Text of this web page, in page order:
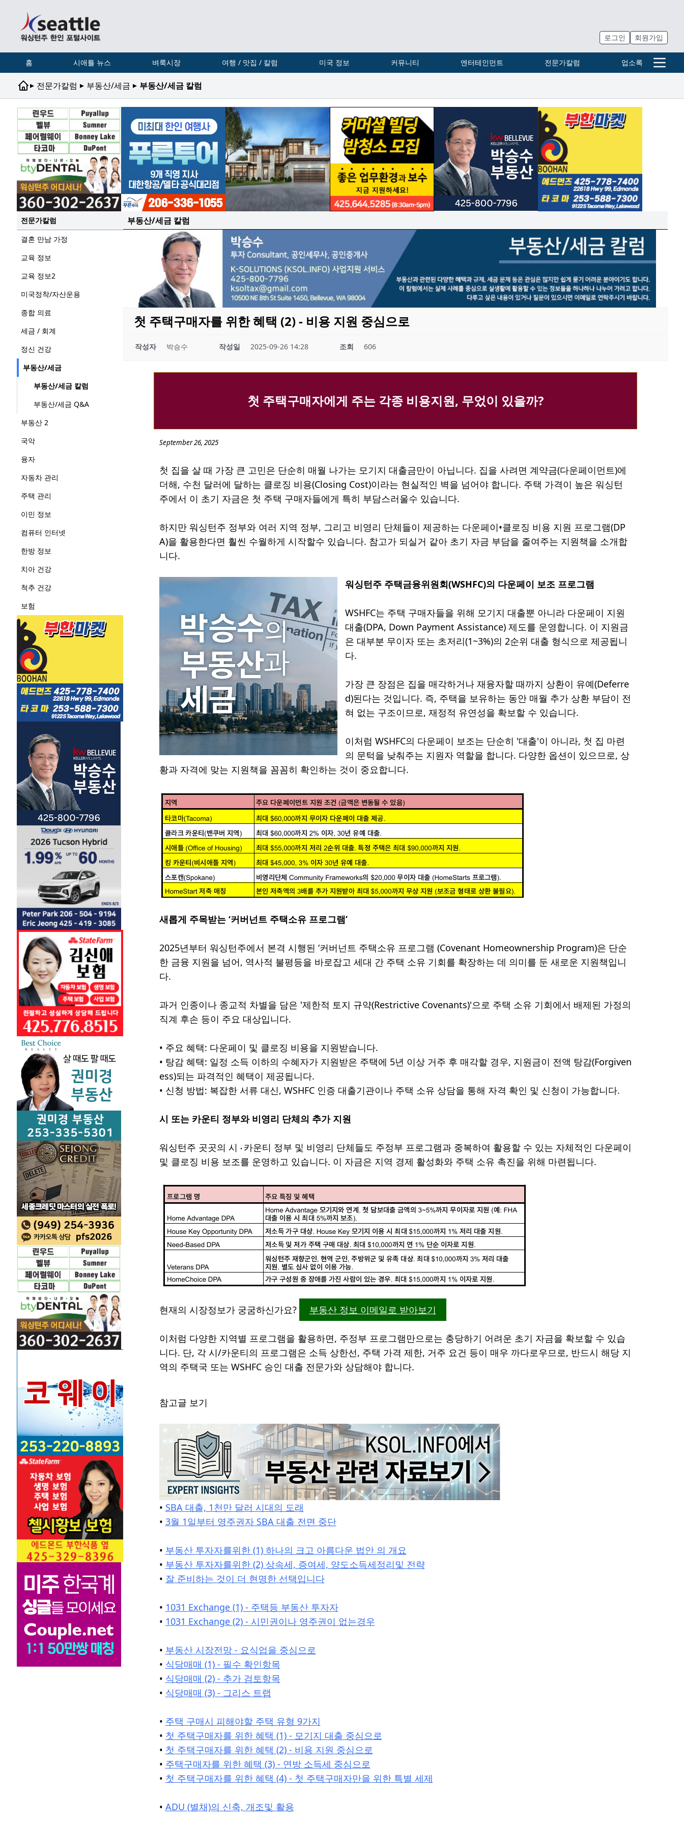
로그인 회원가입
홈 시애틀 뉴스 벼룩시장 여행 / 맛집 / 칼럼 미국 정보 커뮤니티 엔터테인먼트 전문가칼럼 업소록
▸ 전문가칼럼 ▸ 부동산/세금 ▸ 부동산/세금 칼럼
전문가칼럼
결혼 만남 가정
교육 정보
교육 정보2
미국정착/자산운용
종합 의료
세금 / 회계
정신 건강
부동산/세금
부동산/세금 칼럼
부동산/세금 Q&A
부동산 2
국악
융자
자동차 관리
주택 관리
이민 정보
컴퓨터 인터넷
한방 정보
치아 건강
척추 건강
보험
부동산/세금 칼럼
첫 주택구매자를 위한 혜택 (2) - 비용 지원 중심으로
작성자 박승수 작성일 2025-09-26 14:28 조회 606
첫 주택구매자에게 주는 각종 비용지원, 무었이 있을까?
September 26, 2025
첫 집을 살 때 가장 큰 고민은 단순히 매월 나가는 모기지 대출금만이 아닙니다. 집을 사려면 계약금(다운페이먼트)에
더해, 수천 달러에 달하는 클로징 비용(Closing Cost)이라는 현실적인 벽을 넘어야 합니다. 주택 가격이 높은 워싱턴
주에서 이 초기 자금은 첫 주택 구매자들에게 특히 부담스러울수 있습니다.
하지만 워싱턴주 정부와 여러 지역 정부, 그리고 비영리 단체들이 제공하는 다운페이•클로징 비용 지원 프로그램(DP
A)을 활용한다면 훨씬 수월하게 시작할수 있습니다. 참고가 되실거 같아 초기 자금 부담을 줄여주는 지원책을 소개합
니다.
워싱턴주 주택금융위원회(WSHFC)의 다운페이 보조 프로그램
WSHFC는 주택 구매자들을 위해 모기지 대출뿐 아니라 다운페이 지원
대출(DPA, Down Payment Assistance) 제도를 운영합니다. 이 지원금
은 대부분 무이자 또는 초저리(1~3%)의 2순위 대출 형식으로 제공됩니
다.
가장 큰 장점은 집을 매각하거나 재융자할 때까지 상환이 유예(Deferre
d)된다는 것입니다. 즉, 주택을 보유하는 동안 매월 추가 상환 부담이 전
혀 없는 구조이므로, 재정적 유연성을 확보할 수 있습니다.
이처럼 WSHFC의 다운페이 보조는 단순히 '대출'이 아니라, 첫 집 마련
의 문턱을 낮춰주는 지원자 역할을 합니다. 다양한 옵션이 있으므로, 상
황과 자격에 맞는 지원책을 꼼꼼히 확인하는 것이 중요합니다.
새롭게 주목받는 ‘커버넌트 주택소유 프로그램’
2025년부터 워싱턴주에서 본격 시행된 ‘커버넌트 주택소유 프로그램 (Covenant Homeownership Program)은 단순
한 금융 지원을 넘어, 역사적 불평등을 바로잡고 세대 간 주택 소유 기회를 확장하는 데 의미를 둔 새로운 지원책입니
다.
과거 인종이나 종교적 차별을 담은 '제한적 토지 규약(Restrictive Covenants)'으로 주택 소유 기회에서 배제된 가정의
직계 후손 등이 주요 대상입니다.
• 주요 혜택: 다운페이 및 클로징 비용을 지원받습니다.
• 탕감 혜택: 일정 소득 이하의 수혜자가 지원받은 주택에 5년 이상 거주 후 매각할 경우, 지원금이 전액 탕감(Forgiven
ess)되는 파격적인 혜택이 제공됩니다.
• 신청 방법: 복잡한 서류 대신, WSHFC 인증 대출기관이나 주택 소유 상담을 통해 자격 확인 및 신청이 가능합니다.
시 또는 카운티 정부와 비영리 단체의 추가 지원
워싱턴주 곳곳의 시 • 카운티 정부 및 비영리 단체들도 주정부 프로그램과 중복하여 활용할 수 있는 자체적인 다운페이
및 클로징 비용 보조를 운영하고 있습니다. 이 자금은 지역 경제 활성화와 주택 소유 촉진을 위해 마련됩니다.
현재의 시장정보가 궁굼하신가요? 부동산 정보 이메일로 받아보기
이처럼 다양한 지역별 프로그램을 활용하면, 주정부 프로그램만으로는 충당하기 어려운 초기 자금을 확보할 수 있습
니다. 단, 각 시/카운티의 프로그램은 소득 상한선, 주택 가격 제한, 거주 요건 등이 매우 까다로우므로, 반드시 해당 지
역의 주택국 또는 WSHFC 승인 대출 전문가와 상담해야 합니다.
참고글 보기
• SBA 대출, 1천만 달러 시대의 도래
• 3월 1일부터 영주권자 SBA 대출 전면 중단
• 부동산 투자자를위한 (1) 하나의 크고 아름다운 법안 의 개요
• 부동산 투자자를위한 (2) 상속세, 증여세, 양도소득세정리및 전략
• 잘 준비하는 것이 더 현명한 선택입니다
• 1031 Exchange (1) - 주택등 부동산 투자자
• 1031 Exchange (2) - 시민권이나 영주권이 없는경우
• 부동산 시장전망 - 요식업을 중심으로
• 식당매매 (1) - 필수 확인항목
• 식당매매 (2) - 추가 검토항목
• 식당매매 (3) - 그리스 트랩
• 주택 구매시 피해야할 주택 유형 9가지
• 첫 주택구매자를 위한 혜택 (1) - 모기지 대출 중심으로
• 첫 주택구매자를 위한 혜택 (2) - 비용 지원 중심으로
• 주택구매자를 위한 혜택 (3) - 연방 소득세 중심으로
• 첫 주택구매자를 위한 혜택 (4) - 첫 주택구매자만을 위한 특별 세제
• ADU (별채)의 신축, 개조및 활용